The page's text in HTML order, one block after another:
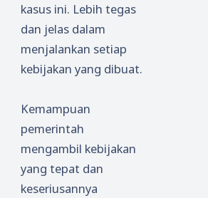
kasus ini. Lebih tegas
dan jelas dalam
menjalankan setiap
kebijakan yang dibuat.
Kemampuan
pemerintah
mengambil kebijakan
yang tepat dan
keseriusannya